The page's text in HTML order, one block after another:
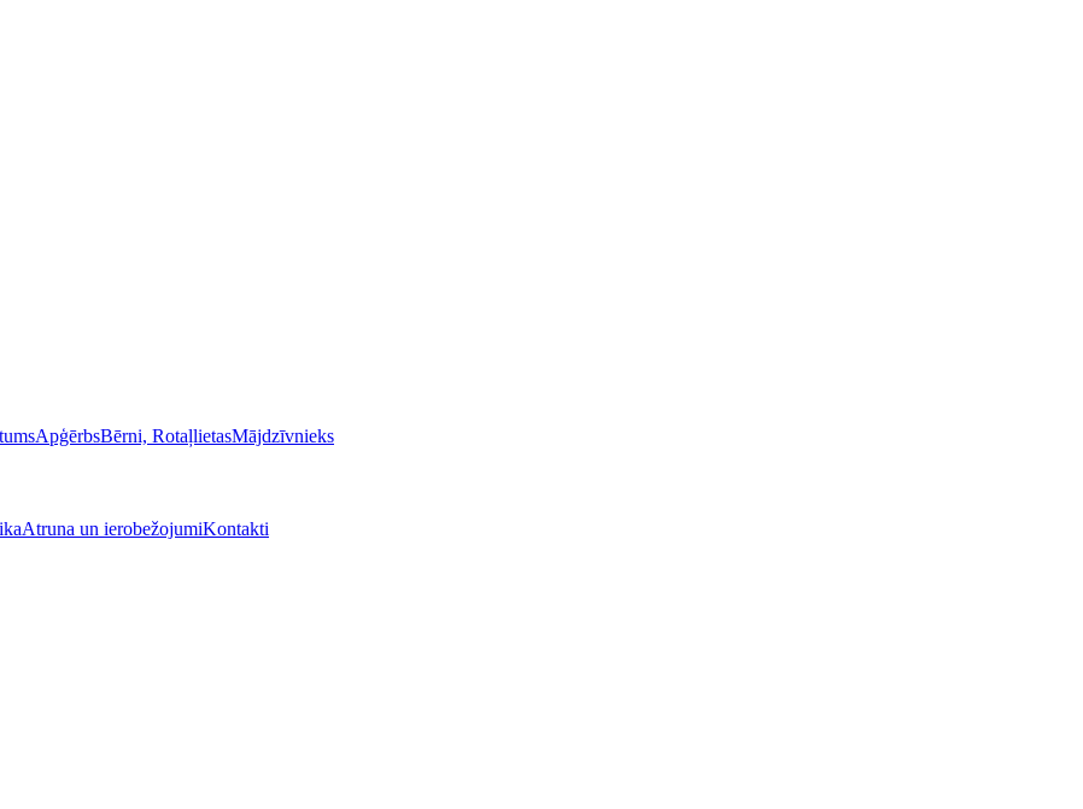
ApģērbsBērni, RotaļlietasMājdzīvnieks
Atruna un ierobežojumiKontakti